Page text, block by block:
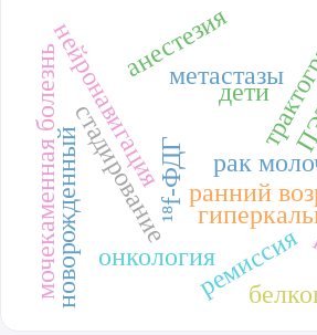
рак
¹⁸f-ФДГ
метастазы
стадирование
онкология
нейронавигация дети
мочекаменная болезнь ранний
ремиссия
новорожденный
анестезия